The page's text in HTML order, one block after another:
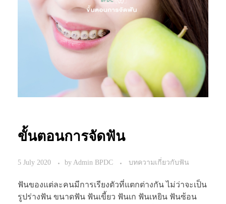
ขั้นตอนการจัดฟัน
5 July 2020 byAdmin BPDC บทความเกี่ยวกับฟัน
ฟันของแต่ละคนมีการเรียงตัวที่แตกต่างกัน ไม่ว่าจะเป็น
รูปร่างฟัน ขนาดฟัน ฟันเขี้ยว ฟันเก ฟันเหยิน ฟันซ้อน